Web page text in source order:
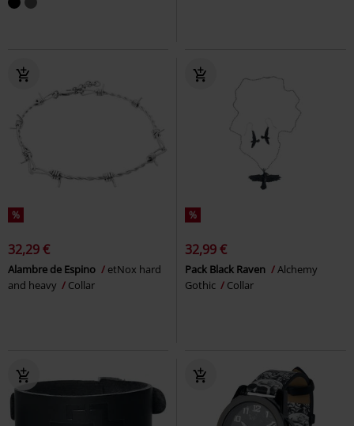
%
32,29 €
Alambre de Espino
etNox hard
and heavy
Collar
%
32,99 €
Pack Black Raven
Alchemy
Gothic
Collar